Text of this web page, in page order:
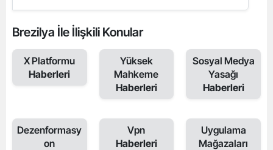
Brezilya İle İlişkili Konular
X Platformu
Haberleri
Yüksek
Mahkeme
Haberleri
Sosyal Medya
Yasağı
Haberleri
Dezenformasy
on
Vpn
Haberleri
Uygulama
Mağazaları